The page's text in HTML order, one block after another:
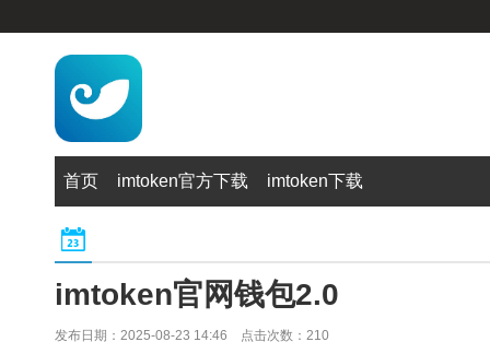
首页 imtoken官方下载 imtoken下载
imtoken官网钱包2.0
发布日期：2025-08-23 14:46 点击次数：210